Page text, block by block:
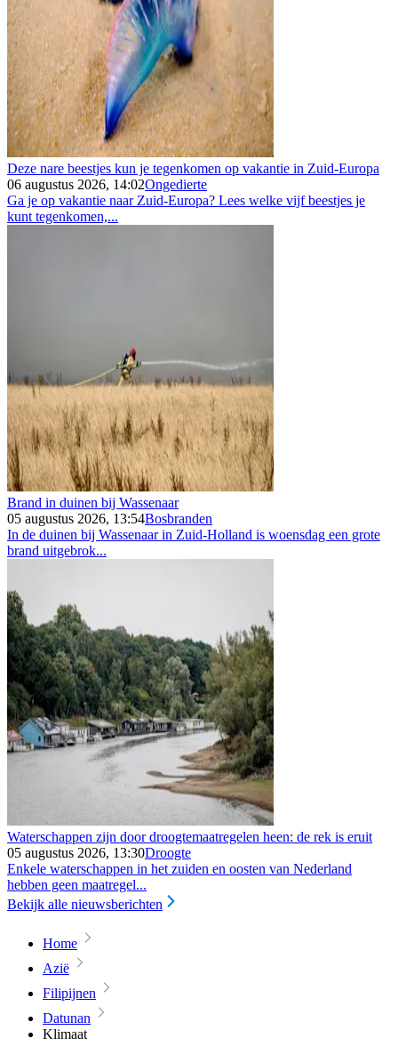
Deze nare beestjes kun je tegenkomen op vakantie in Zuid-Europa
06 augustus 2026, 14:02Ongedierte
Ga je op vakantie naar Zuid-Europa? Lees welke vijf beestjes je
kunt tegenkomen,...
Brand in duinen bij Wassenaar
05 augustus 2026, 13:54Bosbranden
In de duinen bij Wassenaar in Zuid-Holland is woensdag een grote
brand uitgebrok...
Waterschappen zijn door droogtemaatregelen heen: de rek is eruit
05 augustus 2026, 13:30Droogte
Enkele waterschappen in het zuiden en oosten van Nederland
hebben geen maatregel...
Bekijk alle nieuwsberichten
Home
Azië
Filipijnen
Datunan
Klimaat